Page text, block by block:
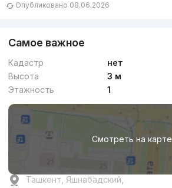
Опубликовано 08.06.2026
Самое важное
Кадастр
нет
Высота
3 м
Этажность
1
Смотреть на карте
Ташкент, Яшнабадский,